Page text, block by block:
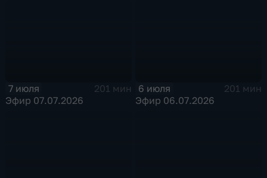
7 июля
201 мин
Эфир 07.07.2026
6 июля
201 мин
Эфир 06.07.2026